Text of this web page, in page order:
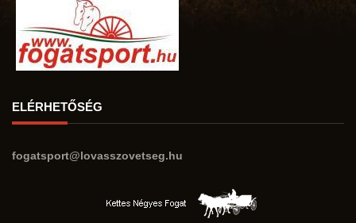
ELÉRHETŐSÉG
fogatsport@lovasszovetseg.hu